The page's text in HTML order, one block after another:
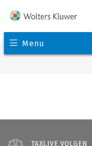
Menu
TAXLIVE VOLGEN